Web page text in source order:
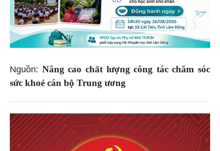
Nguồn: Nâng cao chất lượng công tác chăm sóc
sức khoẻ cán bộ Trung ương